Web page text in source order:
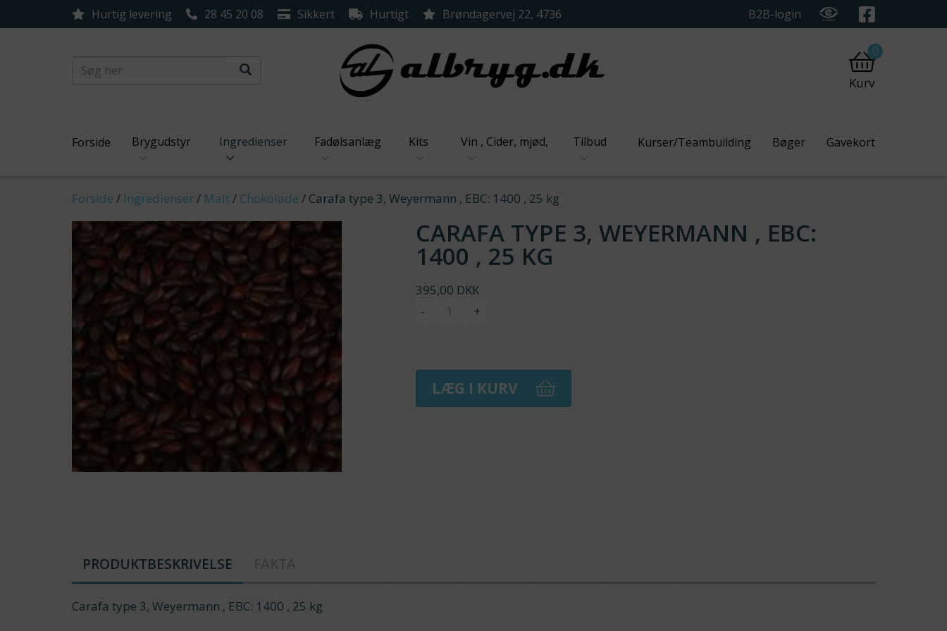
Hurtig levering 28 45 20 08 Sikkert Hurtigt Brøndagervej 22, 4736 B2B-login
0
Kurv
Forside Brygudstyr Ingredienser Fadølsanlæg Kits Vin , Cider, mjød, Tilbud Kurser/Teambuilding Bøger Gavekort
Forside / Ingredienser/ Malt/ Chokolade / Carafa type 3, Weyermann , EBC: 1400 , 25 kg
CARAFA TYPE 3, WEYERMANN , EBC:
1400 , 25 KG
395,00 DKK
-
+
LÆG I KURV
PRODUKTBESKRIVELSE
Carafa type 3, Weyermann , EBC: 1400 , 25 kg